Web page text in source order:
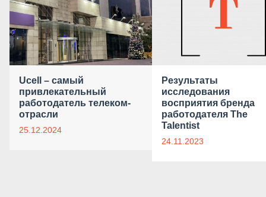
Ucell – самый
привлекательный
работодатель телеком-
отрасли
25.12.2024
Результаты
исследования
восприятия бренда
работодателя The
Talentist
24.11.2023